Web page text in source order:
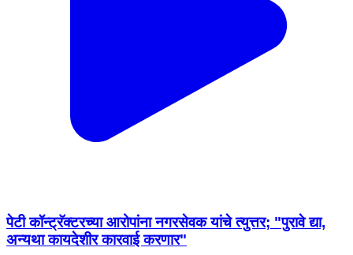
पेटी कॉन्ट्रॅक्टरच्या आरोपांना नगरसेवक यांचे त्युत्तर; "पुरावे द्या,
अन्यथा कायदेशीर कारवाई करणार"